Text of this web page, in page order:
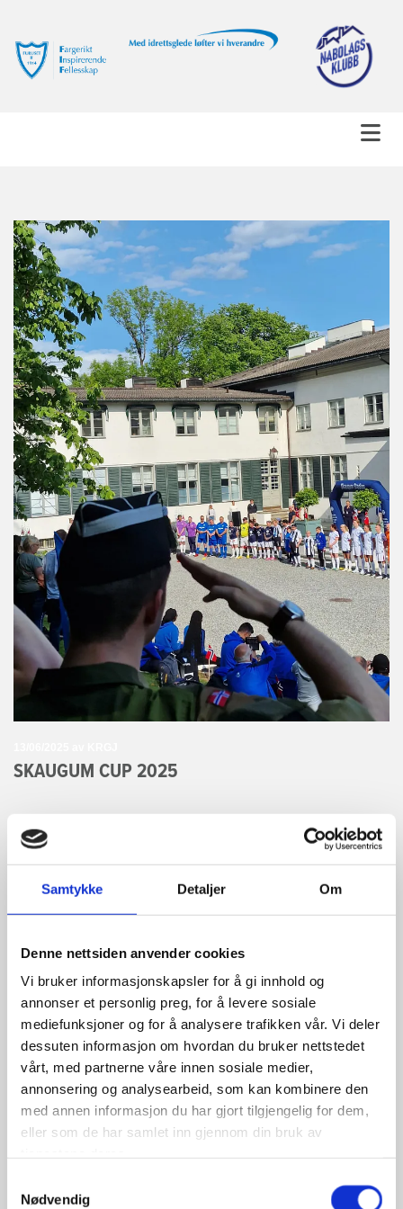
Samtykke Detaljer Om
Denne nettsiden anvender cookies
Vi bruker informasjonskapsler for å gi innhold og
annonser et personlig preg, for å levere sosiale
mediefunksjoner og for å analysere trafikken vår. Vi deler
dessuten informasjon om hvordan du bruker nettstedet
vårt, med partnerne våre innen sosiale medier,
annonsering og analysearbeid, som kan kombinere den
med annen informasjon du har gjort tilgjengelig for dem,
eller som de har samlet inn gjennom din bruk av
Nødvendig
SKAUGUM CUP 2025
Skaugum Cup 11.juni.
Sammen med tilrettelaglagene til Asker og
Stadion. Siden det var jubileum og en tiende gangen
det ble arrangert, så ble tre lag invitert til årets
begivenhet.
De tre inviterte lagene spilte først en liten turnering seg
imellom, med Lise Klavenes, Ståle Solbakken og
(selveste) Peter Schmeichel som dommere i hver sin
kamp. Før, under og etter kampene bød vertskapet på
kaffe, brus, is, frukt, boller, pølser, m.m. i go'været på
Skaugum.
Dagne ble avsluttet med en kamp der Asker, Furuset